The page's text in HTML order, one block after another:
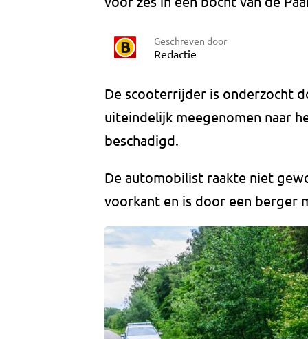
Geschreven door
Redactie
De scooterrijder is onderzocht
uiteindelijk meegenomen naar
beschadigd.
De automobilist raakte niet
voorkant en is door een berger